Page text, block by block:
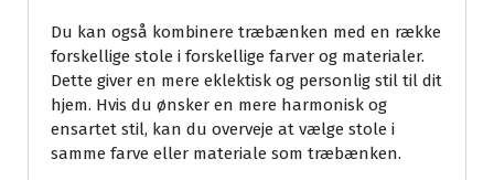
Du kan også kombinere træbænken med en række
forskellige stole i forskellige farver og materialer.
Dette giver en mere eklektisk og personlig stil til dit
hjem. Hvis du ønsker en mere harmonisk og
ensartet stil, kan du overveje at vælge stole i
samme farve eller materiale som træbænken.